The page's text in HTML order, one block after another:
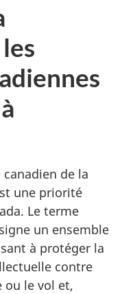
de la
une priorité
Le terme
un ensemble
à protéger la
contre
ou le vol et,